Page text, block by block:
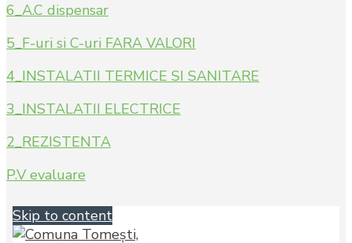
6_A.C dispensar
5_F-uri si C-uri FARA VALORI
4_INSTALATII TERMICE SI SANITARE
3_INSTALATII ELECTRICE
2_REZISTENTA
P.V evaluare